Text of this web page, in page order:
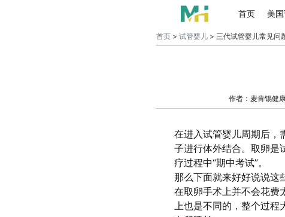
首页 美
首页> 试管婴儿> 三代试管婴儿常见问
作者：麦肯锡健
在进入试管婴儿周期后，
子进行体外结合。取卵是
疗过程中“期中考试”。
那么下面就来好好说说这
在取卵手术上并不会花费
上也是不同的，整个过程